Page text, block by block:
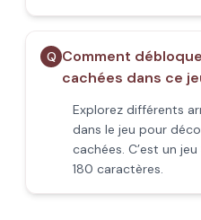
Q Comment
cachées dans ce
Explorez différents
dans le jeu pour
cachées. C’est un
180 caractères.